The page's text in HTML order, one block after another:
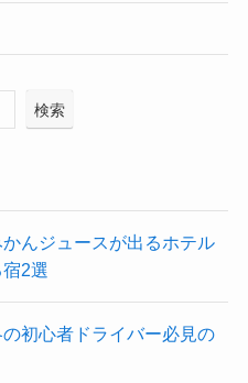
検索
んジュースが出るホテル
2選
初心者ドライバー必見の